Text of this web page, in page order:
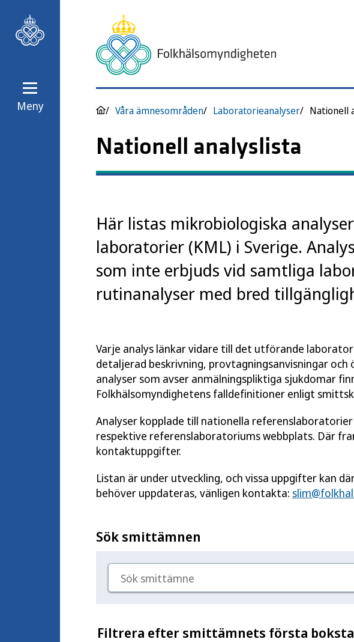
Meny Våra ämnesområden Laboratorieanalyser Nationell
Nationell analyslista
Här listas mikrobiologiska
laboratorier (KML) i Sverige.
som inte erbjuds vid samtliga
rutinanalyser med bred
Varje analys länkar vidare till det utförande
detaljerad beskrivning, provtagningsanvisningar och
analyser som avser anmälningspliktiga sjukdomar
Folkhälsomyndighetens falldefinitioner enligt
Analyser kopplade till nationella
respektive referenslaboratoriums webbplats. Där
kontaktuppgifter.
Listan är under utveckling, och vissa uppgifter kan
behöver uppdateras, vänligen kontakta:
Sök smittämnen
Sök smittämne
Filtrera efter smittämnets första